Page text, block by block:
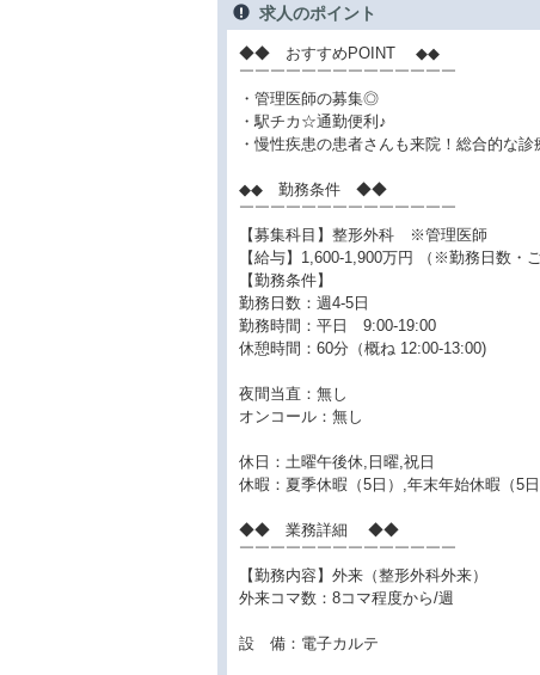
求人のポイント
◆◆ おすすめPOINT ◆◆
￣￣￣￣￣￣￣￣￣￣￣￣￣￣
・管理医師の募集◎
・駅チカ☆通勤便利♪
・慢性疾患の患者さんも来院！総合的な
◆◆ 勤務条件 ◆◆
￣￣￣￣￣￣￣￣￣￣￣￣￣￣
【募集科目】整形外科 ※管理医師
【給与】1,600-1,900万円 （※勤務日数・
【勤務条件】
勤務日数：週4-5日
勤務時間：平日 9:00-19:00
休憩時間：60分（概ね 12:00-13:00)
夜間当直：無し
オンコール：無し
休日：土曜午後休,日曜,祝日
休暇：夏季休暇（5日）,年末年始休暇（5
◆◆ 業務詳細 ◆◆
￣￣￣￣￣￣￣￣￣￣￣￣￣￣
【勤務内容】外来（整形外科外来）
外来コマ数：8コマ程度から/週
設 備：電子カルテ